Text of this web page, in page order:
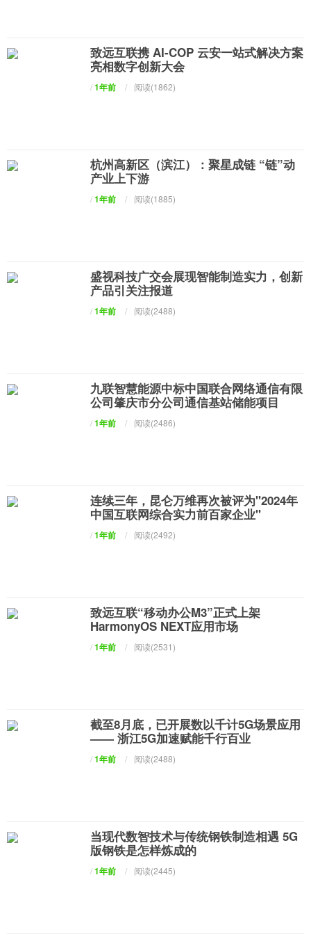
致远互联携 AI-COP 云安一站式解决方案
亮相数字创新大会
/1年前 / 阅读(1862)
杭州高新区（滨江）：聚星成链 “链”动
产业上下游
/1年前 / 阅读(1885)
盛视科技广交会展现智能制造实力，创新
产品引关注报道
/1年前 / 阅读(2488)
九联智慧能源中标中国联合网络通信有限
公司肇庆市分公司通信基站储能项目
/1年前 / 阅读(2486)
连续三年，昆仑万维再次被评为"2024年
中国互联网综合实力前百家企业"
/1年前 / 阅读(2492)
致远互联“移动办公M3”正式上架
HarmonyOS NEXT应用市场
/1年前 / 阅读(2531)
截至8月底，已开展数以千计5G场景应用
—— 浙江5G加速赋能千行百业
/1年前 / 阅读(2488)
当现代数智技术与传统钢铁制造相遇 5G
版钢铁是怎样炼成的
/1年前 / 阅读(2445)